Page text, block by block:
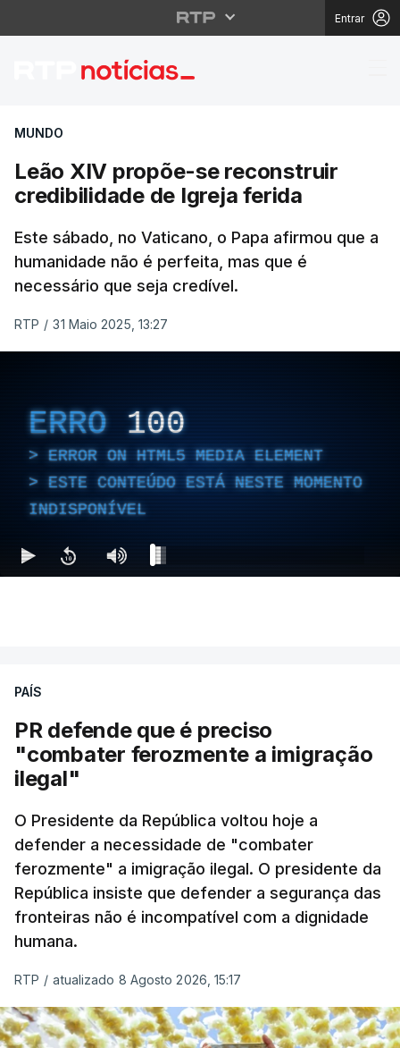
Entrar
Leão XIV propõe-se
MUNDO
Leão XIV propõe-se reconstruir
credibilidade de Igreja ferida
Este sábado, no Vaticano, o Papa afirmou que a
humanidade não é perfeita, mas que é
necessário que seja credível.
RTP / 31 Maio 2025, 13:27
ERRO 100
ERROR ON HTML5 MEDIA ELEMENT
ESTE CONTEÚDO ESTÁ NESTE MOMENTO
INDISPONÍVEL
PAÍS
PR defende que é preciso
"combater ferozmente a imigração
ilegal"
O Presidente da República voltou hoje a
defender a necessidade de "combater
ferozmente" a imigração ilegal. O presidente da
República insiste que defender a segurança das
fronteiras não é incompatível com a dignidade
humana.
RTP / atualizado 8 Agosto 2026, 15:17